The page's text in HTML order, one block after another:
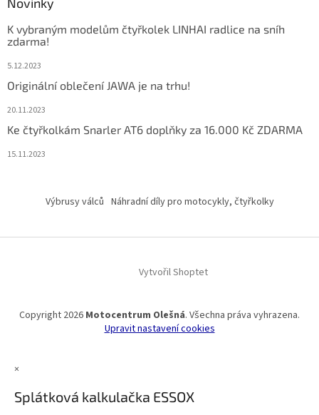
K vybraným modelům čtyřkolek LINHAI radlice na sníh
zdarma!
5.12.2023
Originální oblečení JAWA je na trhu!
20.11.2023
Ke čtyřkolkám Snarler AT6 doplňky za 16.000 Kč ZDARMA
15.11.2023
Výbrusy válců Náhradní díly pro motocykly, čtyřkolky
Vytvořil Shoptet
Copyright 2026 Motocentrum Olešná. Všechna práva vyhrazena.
Upravit nastavení cookies
×
Splátková kalkulačka ESSOX